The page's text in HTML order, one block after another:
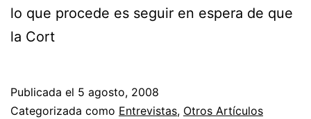
lo que procede es seguir en espera de que
la Cort
Publicada el 5 agosto, 2008
Categorizada como Entrevistas, Otros Artículos